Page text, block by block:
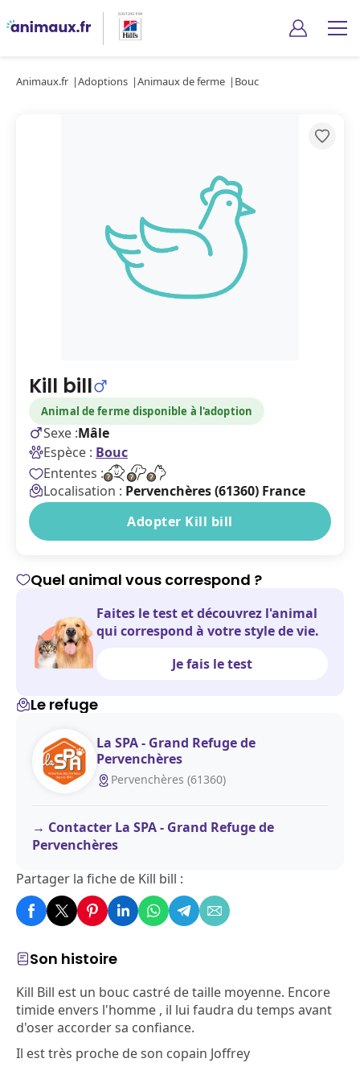
Animaux.fr Adoptions Animaux de ferme Bouc
Kill bill
Animal de ferme disponible à l'adoption
Sexe :Mâle
Espèce : Bouc
Ententes :
Localisation : Pervenchères (61360) France
Adopter Kill bill
Son histoire
Kill Bill est un bouc castré de taille moyenne. Encore
timide envers l'homme , il lui faudra du temps avant
d'oser accorder sa confiance.
Il est très proche de son copain Joffrey
Quel animal vous correspond ?
Faites le test et découvrez l'animal
qui correspond à votre style de vie.
Je fais le test
Le refuge
La SPA - Grand Refuge de
Pervenchères
Pervenchères (61360)
Contacter La SPA - Grand Refuge de
Pervenchères
Partager la fiche de Kill bill :